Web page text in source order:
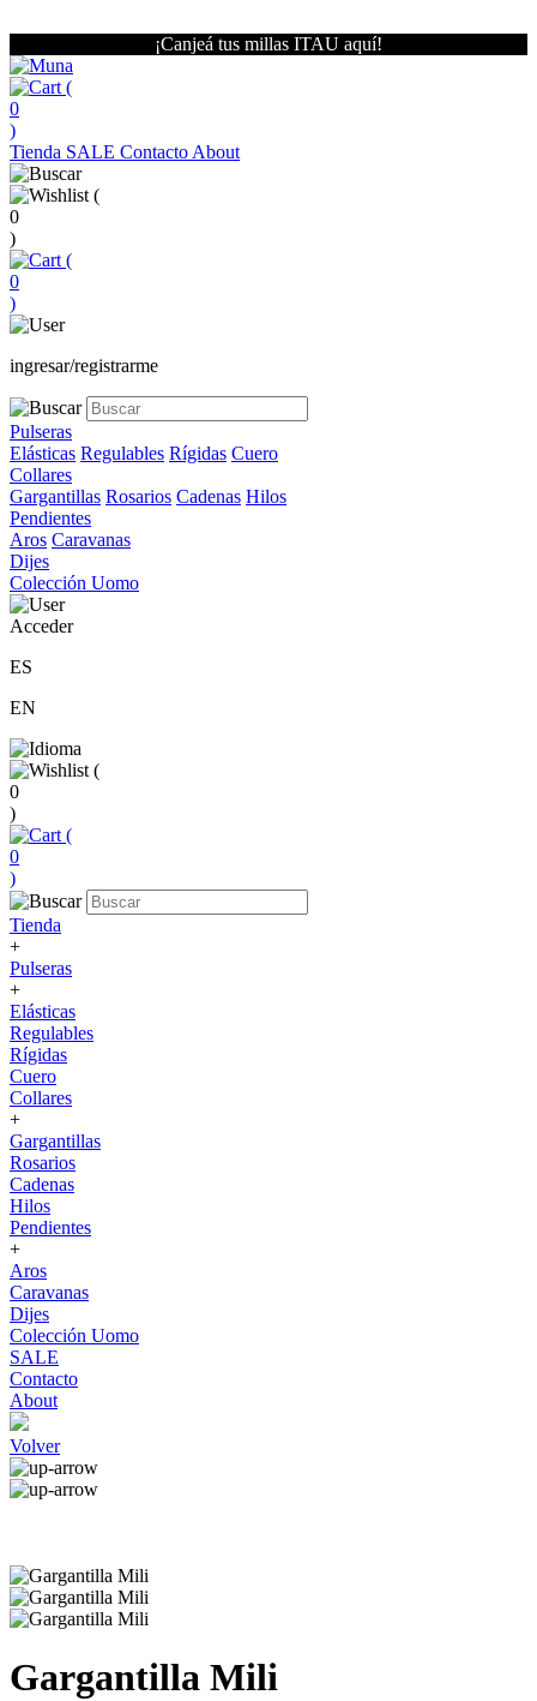
¡Canjeá tus millas ITAU aquí!
(
0
)
Tienda SALE Contacto About
(
0
)
(
0
)
ingresar/registrarme
Pulseras
Elásticas Regulables Rígidas Cuero
Collares
Gargantillas Rosarios Cadenas Hilos
Pendientes
Aros Caravanas
Dijes
Colección Uomo
Acceder
ES
EN
(
0
)
(
0
)
Tienda
+
Pulseras
+
Elásticas
Regulables
Rígidas
Cuero
Collares
+
Gargantillas
Rosarios
Cadenas
Hilos
Pendientes
+
Aros
Caravanas
Dijes
Colección Uomo
SALE
Contacto
About
Volver
Gargantilla Mili